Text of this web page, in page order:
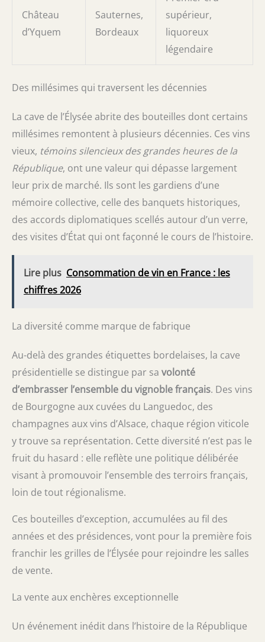
Château
d’Yquem
Sauternes,
Bordeaux
supérieur,
liquoreux
légendaire
Des millésimes qui traversent les décennies
La cave de l’Élysée abrite des bouteilles dont certains
millésimes remontent à plusieurs décennies. Ces vins
vieux, témoins silencieux des grandes heures de la
République, ont une valeur qui dépasse largement
leur prix de marché. Ils sont les gardiens d’une
mémoire collective, celle des banquets historiques,
des accords diplomatiques scellés autour d’un verre,
des visites d’État qui ont façonné le cours de l’histoire.
Lire plus Consommation de vin en France : les
chiffres 2026
La diversité comme marque de fabrique
Au-delà des grandes étiquettes bordelaises, la cave
présidentielle se distingue par sa volonté
d’embrasser l’ensemble du vignoble français. Des vins
de Bourgogne aux cuvées du Languedoc, des
champagnes aux vins d’Alsace, chaque région viticole
y trouve sa représentation. Cette diversité n’est pas le
fruit du hasard : elle reflète une politique délibérée
visant à promouvoir l’ensemble des terroirs français,
loin de tout régionalisme.
Ces bouteilles d’exception, accumulées au fil des
années et des présidences, vont pour la première fois
franchir les grilles de l’Élysée pour rejoindre les salles
de vente.
La vente aux enchères exceptionnelle
Un événement inédit dans l’histoire de la République